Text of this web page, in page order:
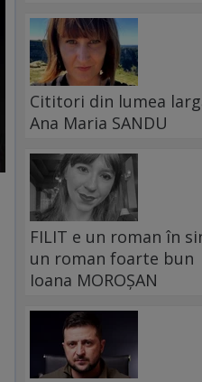
Cititori din lumea
Ana Maria SANDU
FILIT e un roman în
un roman foarte bun
Ioana MOROȘAN